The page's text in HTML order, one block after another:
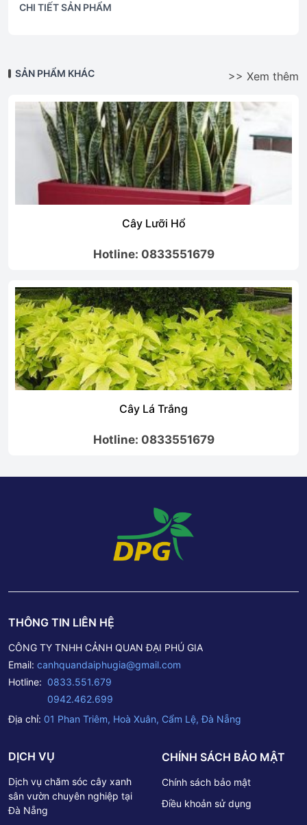
CHI TIẾT SẢN PHẨM
SẢN PHẨM KHÁC >> Xem thêm
Cây Lưỡi Hổ
Hotline: 0833551679
Cây Lá Trắng
Hotline: 0833551679
THÔNG TIN LIÊN HỆ
CÔNG TY TNHH CẢNH QUAN ĐẠI PHÚ GIA
Email: canhquandaiphugia@gmail.com
Hotline: 0833.551.679
0942.462.699
Địa chỉ: 01 Phan Triêm, Hoà Xuân, Cẩm Lệ, Đà Nẵng
DỊCH VỤ
Dịch vụ chăm sóc cây xanh
sân vườn chuyên nghiệp tại
Đà Nẵng
CHÍNH SÁCH BẢO MẬT
Chính sách bảo mật
Điều khoản sử dụng